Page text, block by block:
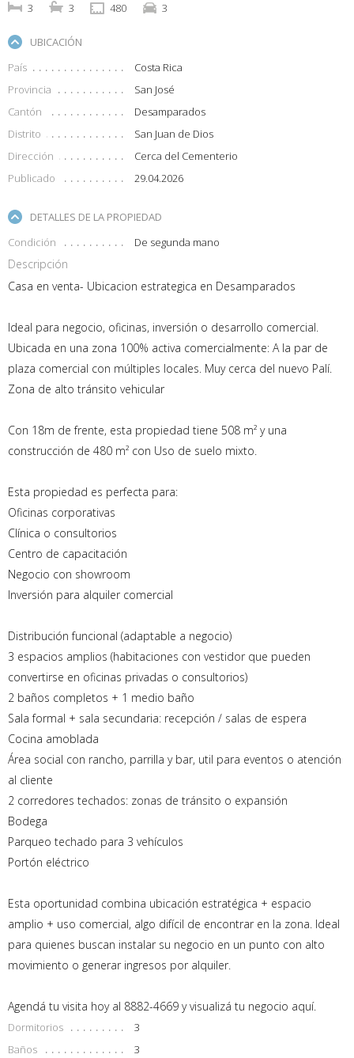
3 3 480 3
UBICACIÓN
País
Costa Rica
Provincia
San José
Cantón
Desamparados
Distrito
San Juan de Dios
Dirección
Cerca del Cementerio
Publicado
29.04.2026
DETALLES DE LA PROPIEDAD
Condición
De segunda mano
Descripción
Casa en venta- Ubicacion estrategica en Desamparados
Ideal para negocio, oficinas, inversión o desarrollo comercial.
Ubicada en una zona 100% activa comercialmente: A la par de
plaza comercial con múltiples locales. Muy cerca del nuevo Palí.
Zona de alto tránsito vehicular
Con 18m de frente, esta propiedad tiene 508 m² y una
construcción de 480 m² con Uso de suelo mixto.
Esta propiedad es perfecta para:
Oficinas corporativas
Clínica o consultorios
Centro de capacitación
Negocio con showroom
Inversión para alquiler comercial
Distribución funcional (adaptable a negocio)
3 espacios amplios (habitaciones con vestidor que pueden
convertirse en oficinas privadas o consultorios)
2 baños completos + 1 medio baño
Sala formal + sala secundaria: recepción / salas de espera
Cocina amoblada
Área social con rancho, parrilla y bar, util para eventos o atención
al cliente
2 corredores techados: zonas de tránsito o expansión
Bodega
Parqueo techado para 3 vehículos
Portón eléctrico
Esta oportunidad combina ubicación estratégica + espacio
amplio + uso comercial, algo difícil de encontrar en la zona. Ideal
para quienes buscan instalar su negocio en un punto con alto
movimiento o generar ingresos por alquiler.
Agendá tu visita hoy al 8882-4669 y visualizá tu negocio aquí.
Dormitorios
3
Baños
3